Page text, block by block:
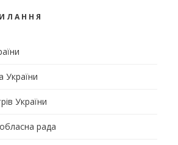
України
України
рада